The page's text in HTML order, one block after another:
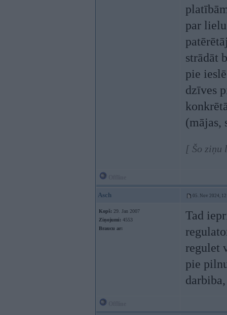
par
strādāt
pie
dzīves
(mājas,
[ Šo ziņu
Asch 05. Nov 2024,
Kopš: 29. Jan 2007
Ziņojumi: 4553
Braucu ar:
Tad
regulet
pie